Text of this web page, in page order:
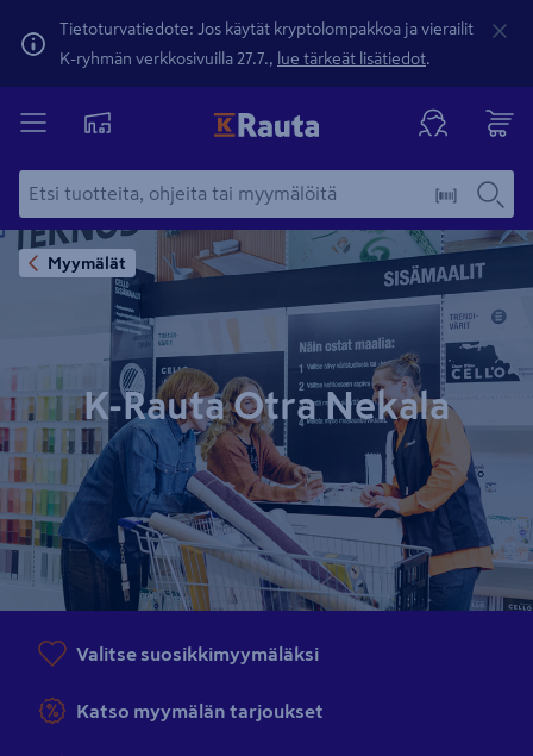
Tietoturvatiedote: Jos käytät kryptolompakkoa ja vierailit
K-ryhmän verkkosivuilla 27.7., lue tärkeät lisätiedot.
Myymälät
K-Rauta Otra Nekala
Valitse suosikkimyymäläksi
Katso myymälän tarjoukset